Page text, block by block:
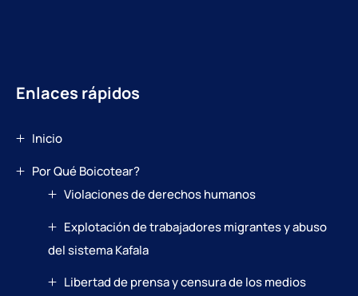
Enlaces rápidos
Inicio
Por Qué Boicotear?
Violaciones de derechos humanos
Explotación de trabajadores migrantes y abuso
del sistema Kafala
Libertad de prensa y censura de los medios